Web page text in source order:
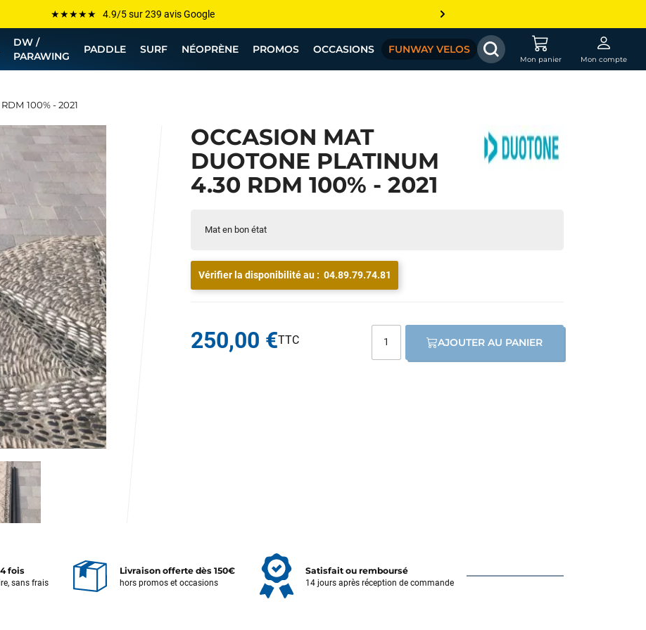
Les plus grandes marques sont chez Funway
Jusqu’à -75% de remise sur le windsurf, wingfoil, etc...
💰 Meilleur prix garanti — Moins cher ailleurs ? On s’aligne !
DW /
PARAWING
PADDLE SURF NÉOPRÈNE PROMOS OCCASIONS FUNWAY VELOS
Mon panier Mon compte
100% - 2021
OCCASION MAT
DUOTONE PLATINUM
4.30 RDM 100% - 2021
Mat en bon état
Vérifier la disponibilité au : 04.89.79.74.81
250,00 € AJOUTER AU PANIER
fois
sans frais
Livraison offerte dès 150€
hors promos et occasions
Satisfait ou remboursé
14 jours après réception de commande